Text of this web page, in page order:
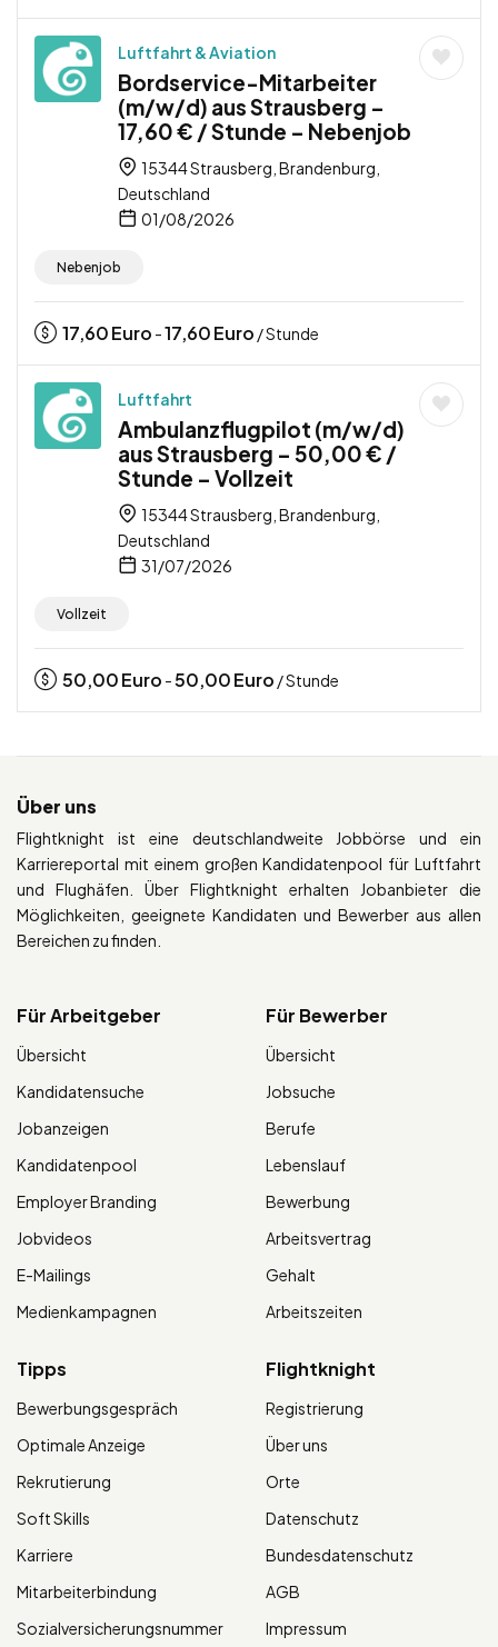
Luftfahrt & Aviation
Bordservice-Mitarbeiter
(m/w/d) aus Strausberg –
17,60 € / Stunde – Nebenjob
15344 Strausberg, Brandenburg,
Deutschland
01/08/2026
Nebenjob
17,60Euro -17,60Euro / Stunde
Luftfahrt
Ambulanzflugpilot (m/w/d)
aus Strausberg – 50,00 € /
Stunde – Vollzeit
15344 Strausberg, Brandenburg,
Deutschland
31/07/2026
Vollzeit
50,00Euro -50,00Euro / Stunde
Über uns
Flightknight ist eine deutschlandweite Jobbörse und ein
Karriereportal mit einem großen Kandidatenpool für Luftfahrt
und Flughäfen. Über Flightknight erhalten Jobanbieter die
Möglichkeiten, geeignete Kandidaten und Bewerber aus allen
Bereichen zu finden.
Für Arbeitgeber
Übersicht
Kandidatensuche
Jobanzeigen
Kandidatenpool
Employer Branding
Jobvideos
E-Mailings
Medienkampagnen
Für Bewerber
Übersicht
Jobsuche
Berufe
Lebenslauf
Bewerbung
Arbeitsvertrag
Gehalt
Arbeitszeiten
Tipps
Bewerbungsgespräch
Optimale Anzeige
Rekrutierung
Soft Skills
Karriere
Mitarbeiterbindung
Sozialversicherungsnummer
Flightknight
Registrierung
Über uns
Orte
Datenschutz
Bundesdatenschutz
AGB
Impressum